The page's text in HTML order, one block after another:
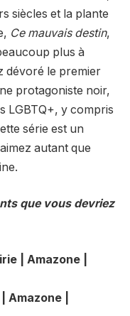
siècles et la plante
Ce mauvais destin,
plus à
dévoré le premier
protagoniste noir,
LGBTQ+, y compris
série est un
autant que
que vous devriez
| Amazone |
Amazone |